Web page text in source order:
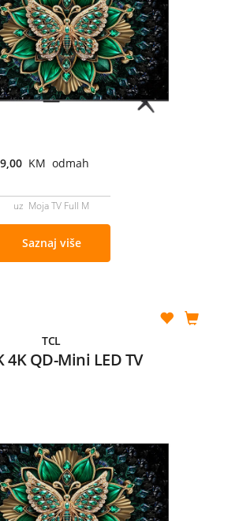
KM odmah
uz Moja TV Full M
Saznaj više
TCL
4K QD-Mini LED TV